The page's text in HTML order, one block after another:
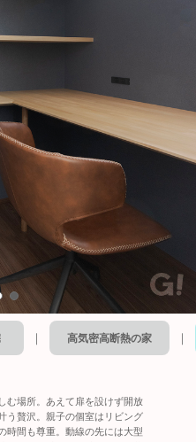
｜ 高気密高断熱の家 ｜
む場所。あえて扉を設けず開放
う贅沢。親子の個室はリビング
時間も尊重。動線の先には大型